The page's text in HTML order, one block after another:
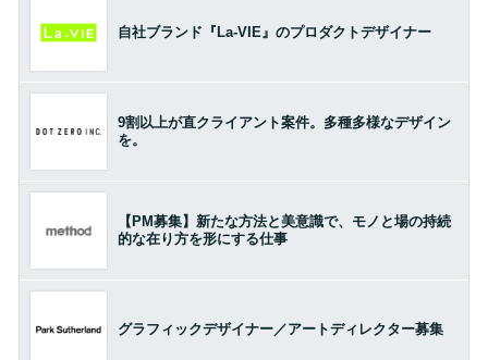
自社ブランド『La-VIE』のプロダクトデザイナー
9割以上が直クライアント案件。多種多様なデザイン
を。
【PM募集】新たな方法と美意識で、モノと場の持続
的な在り方を形にする仕事
グラフィックデザイナー／アートディレクター募集